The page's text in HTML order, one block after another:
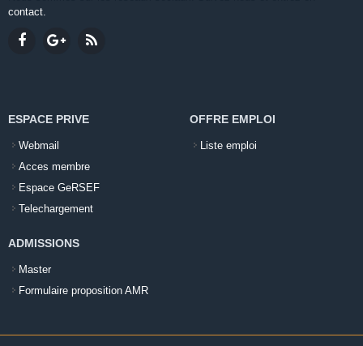
contact.
ESPACE PRIVE
Webmail
Acces membre
Espace GeRSEF
Telechargement
OFFRE EMPLOI
Liste emploi
ADMISSIONS
Master
Formulaire proposition AMR